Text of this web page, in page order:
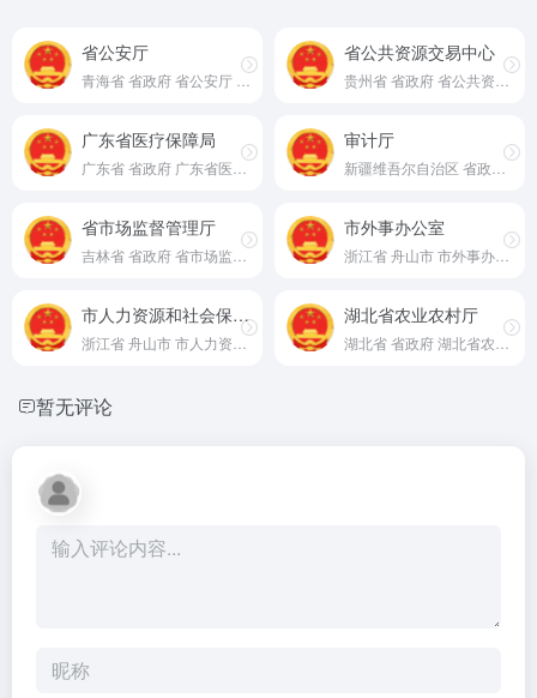
省公安厅
青海省 省政府 省公安厅 官网
省公共资源交易中心
广东省医疗保障局 审计厅
省市场监督管理厅 市外事办公室
市人力资源和社会保障局 湖北省农业农村厅
暂无评论